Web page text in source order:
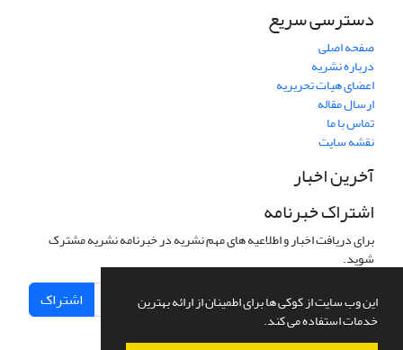
این وب سایت از کوکی ها برای اطمینان از ارائه بهترین
خدمات استفاده می کند.
دسترسی سریع
صفحه اصلی
درباره نشریه
اعضای هیات تحریریه
ارسال مقاله
تماس با ما
نقشه سایت
آخرین اخبار
اشتراک خبرنامه
برای دریافت اخبار و اطلاعیه های مهم نشریه در خبرنامه نشریه مشترک
شوید.
اشتراک